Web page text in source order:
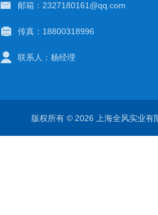
邮箱：2327180161@qq.com
传真：18800318996
联系人：杨经理
版权所有 © 2026 上海全风实业